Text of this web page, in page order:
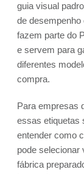
guia visual
de
fazem parte do
e servem para
diferentes
compra.
Para empresas
essas etiquetas
entender como
pode selecionar
fábrica